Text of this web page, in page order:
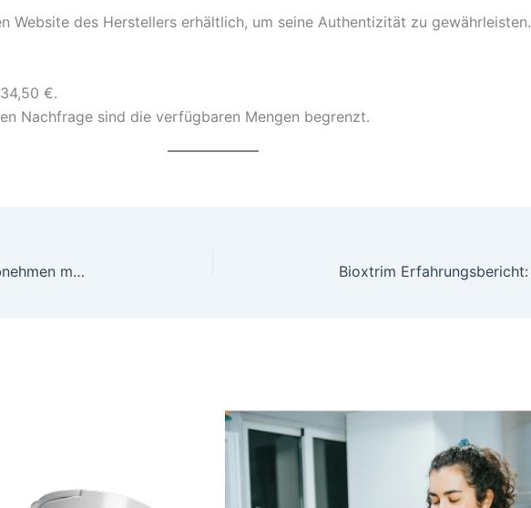
Website des Herstellers erhältlich, um seine Authentizität zu gewährleisten.
€.
Nachfrage sind die verfügbaren Mengen begrenzt.
Slimvitax Testbericht: Der Appetitzügler zum Abnehmen mit natürlicher Unterstützung!